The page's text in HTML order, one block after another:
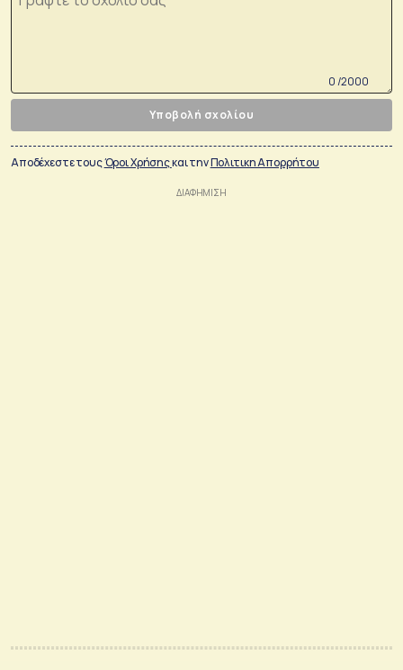
0 /2000
Υποβολή σχολίου
Αποδέχεστε τουςΌροι Χρήσηςκαι τηνΠολιτικη Απορρήτου